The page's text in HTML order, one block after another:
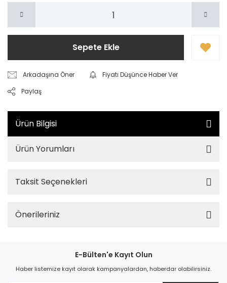
Sepete Ekle
Arkadaşına Öner
Fiyatı Düşünce Haber Ver
Paylaş
Ürün Bilgisi
Ürün Yorumları
Taksit Seçenekleri
Önerileriniz
E-Bülten'e Kayıt Olun
Haber listemize kayıt olarak kampanyalardan, haberdar olabilirsiniz.